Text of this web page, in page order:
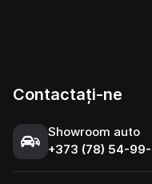
Contactați-ne
Showroom auto
+373 (78) 54-